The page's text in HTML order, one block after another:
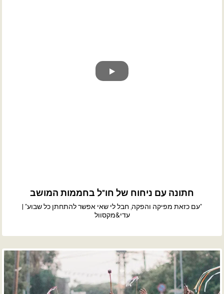
חתונה עם ניחוח של חו"ל בחממות המושב
"עם כזאת מפיקה והפקה, חבל לי שאי אפשר להתחתן כל שבוע" |
עדי&מקסוול